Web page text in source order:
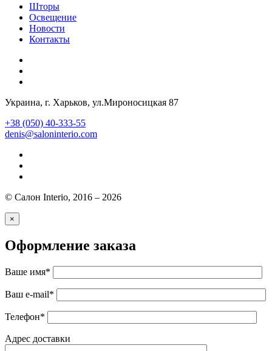
Шторы
Освещение
Новости
Контакты
Украина, г. Харьков, ул.Мироносицкая 87
+38 (050) 40-333-55
denis@saloninterio.com
© Салон Interio, 2016 – 2026
×
Оформление заказа
Ваше имя*
Ваш e-mail*
Телефон*
Адрес доставки